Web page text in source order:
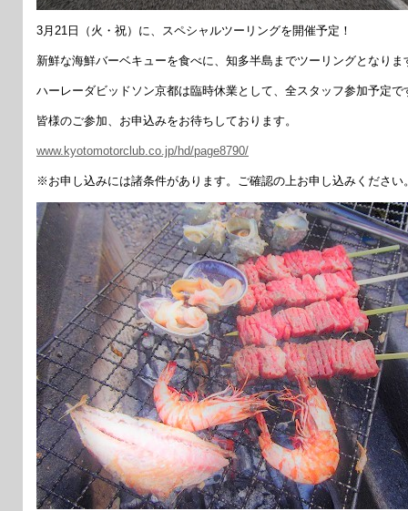
3月21日（火・祝）に、スペシャルツーリングを開催予定！
新鮮な海鮮バーベキューを食べに、知多半島までツーリングとなりま
ハーレーダビッドソン京都は臨時休業として、全スタッフ参加予定で
皆様のご参加、お申込みをお待ちしております。
www.kyotomotorclub.co.jp/hd/page8790/
※お申し込みには諸条件があります。ご確認の上お申し込みください